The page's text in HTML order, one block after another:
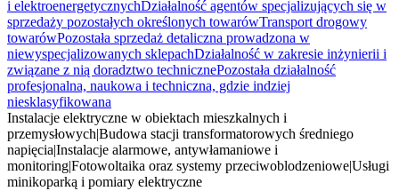
i elektroenergetycznychDziałalność agentów specjalizujących się w
sprzedaży pozostałych określonych towarówTransport drogowy
towarówPozostała sprzedaż detaliczna prowadzona w
niewyspecjalizowanych sklepachDziałalność w zakresie inżynierii i
związane z nią doradztwo technicznePozostała działalność
profesjonalna, naukowa i techniczna, gdzie indziej
niesklasyfikowana
Instalacje elektryczne w obiektach mieszkalnych i
przemysłowychBudowa stacji transformatorowych średniego
napięciaInstalacje alarmowe, antywłamaniowe i
monitoringFotowoltaika oraz systemy przeciwoblodzenioweUsługi
minikoparką i pomiary elektryczne